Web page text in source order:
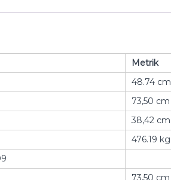
Metrik
48.74 cm
73,50 cm
38,42 cm
476.19 kg
73,50 cm